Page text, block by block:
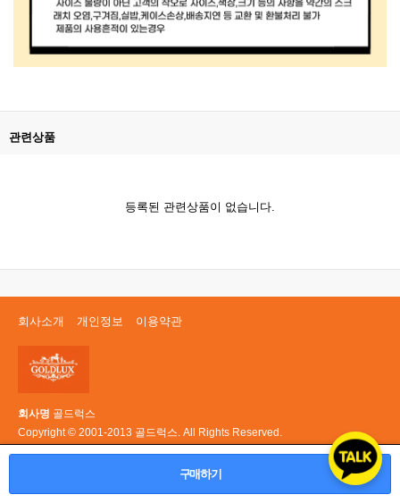
구매하기
관련상품
등록된 관련상품이 없습니다.
회사소개 개인정보 이용약관
회사명 골드럭스
Copyright © 2001-2013 골드럭스. All Rights Reserved.
PC 버전